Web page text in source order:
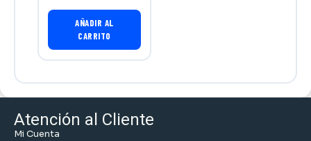
AÑADIR AL
CARRITO
Atención al Cliente
Mi Cuenta